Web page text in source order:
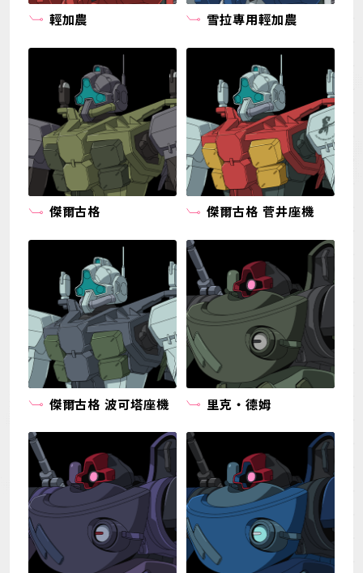
輕加農 雪拉專用輕加農
傑爾古格 傑爾古格 菅井座機
傑爾古格 波可塔座機 里克・德姆